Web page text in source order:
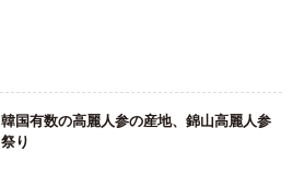
韓国有数の高麗人参の産地、錦山高麗人参
祭り